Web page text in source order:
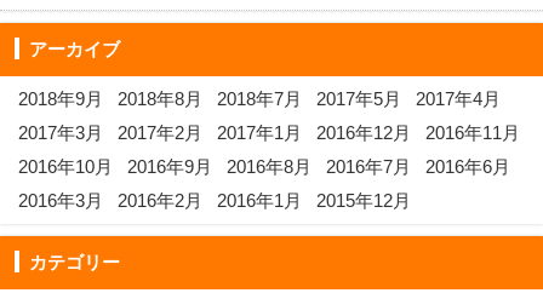
アーカイブ
2018年9月 2018年8月 2018年7月 2017年5月
2017年4月
2017年3月
2017年2月 2017年1月 2016年12月
2016年11月
2016年10月
2016年9月 2016年8月 2016年7月
2016年6月
2016年3月
2016年2月 2016年1月 2015年12月
カテゴリー